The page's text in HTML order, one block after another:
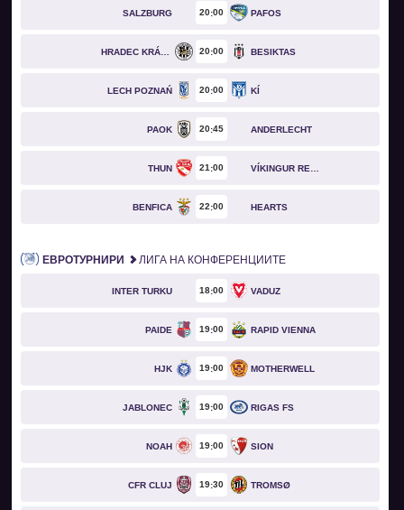
SALZBURG 20 00 PAFOS
HRADEC KRÁLOVÉ 20 00 BESIKTAS
LECH POZNAŃ 20 00 KÍ
PAOK 20 45 ANDERLECHT
THUN 21 00 VÍKINGUR REYKJAVÍK
BENFICA 22 00 HEARTS
ЕВРОТУРНИРИ ЛИГА НА КОНФЕРЕНЦИИТЕ
INTER TURKU 18 00 VADUZ
PAIDE 19 00 RAPID VIENNA
HJK 19 00 MOTHERWELL
JABLONEC 19 00 RIGAS FS
NOAH 19 00 SION
CFR CLUJ 19 30 TROMSØ